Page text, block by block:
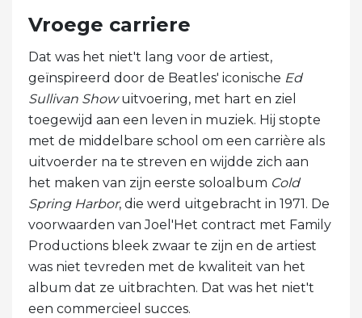
Vroege carriere
Dat was het niet't lang voor de artiest,
geïnspireerd door de Beatles' iconische Ed
Sullivan Showuitvoering, met hart en ziel
toegewijd aan een leven in muziek. Hij stopte
met de middelbare school om een ​​carrière als
uitvoerder na te streven en wijdde zich aan
het maken van zijn eerste soloalbum Cold
Spring Harbor, die werd uitgebracht in 1971. De
voorwaarden van Joel'Het contract met Family
Productions bleek zwaar te zijn en de artiest
was niet tevreden met de kwaliteit van het
album dat ze uitbrachten. Dat was het niet't
een commercieel succes.